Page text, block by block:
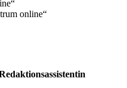
online“